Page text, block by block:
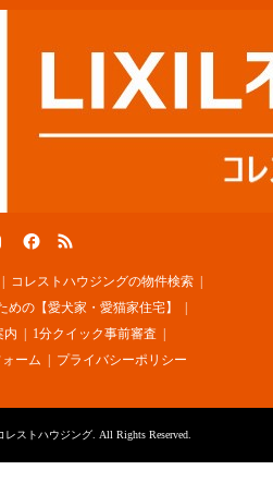
コレストハウジングの物件検索
の【愛犬家・愛猫家住宅】
内
1分クイック事前審査
ーム
プライバシーポリシー
ストハウジング. All Rights Reserved.